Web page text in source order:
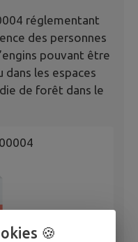
réglementant
des personnes
pouvant être
dans les espaces
de forêt dans le
🍪